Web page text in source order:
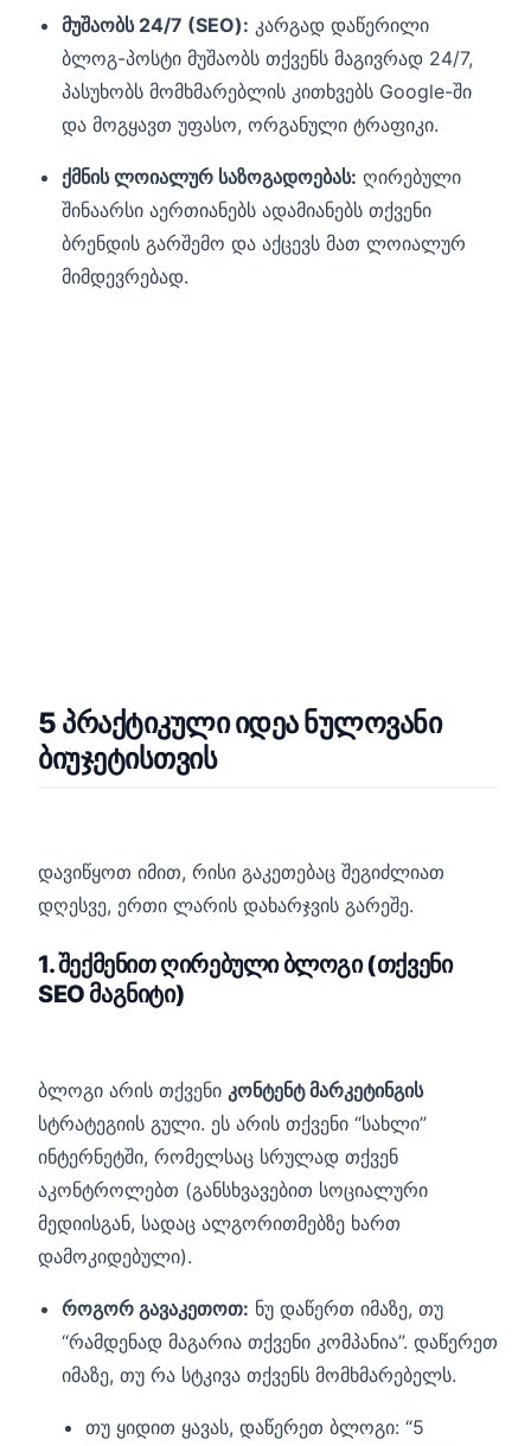
მუშაობს 24/7 (SEO): კარგად დაწერილი
ბლოგ-პოსტი მუშაობს თქვენს მაგივრად 24/7,
პასუხობს მომხმარებლის კითხვებს Google-ში
და მოგყავთ უფასო, ორგანული ტრაფიკი.
ქმნის ლოიალურ საზოგადოებას: ღირებული
შინაარსი აერთიანებს ადამიანებს თქვენი
ბრენდის გარშემო და აქცევს მათ ლოიალურ
მიმდევრებად.
5 პრაქტიკული იდეა ნულოვანი
ბიუჯეტისთვის
დავიწყოთ იმით, რისი გაკეთებაც შეგიძლიათ
დღესვე, ერთი ლარის დახარჯვის გარეშე.
1. შექმენით ღირებული ბლოგი (თქვენი
SEO მაგნიტი)
ბლოგი არის თქვენი კონტენტ მარკეტინგის
სტრატეგიის გული. ეს არის თქვენი “სახლი”
ინტერნეტში, რომელსაც სრულად თქვენ
აკონტროლებთ (განსხვავებით სოციალური
მედიისგან, სადაც ალგორითმებზე ხართ
დამოკიდებული).
როგორ გავაკეთოთ: ნუ დაწერთ იმაზე, თუ
“რამდენად მაგარია თქვენი კომპანია”. დაწერეთ
იმაზე, თუ რა სტკივა თქვენს მომხმარებელს.
თუ ყიდით ყავას, დაწერეთ ბლოგი: “5